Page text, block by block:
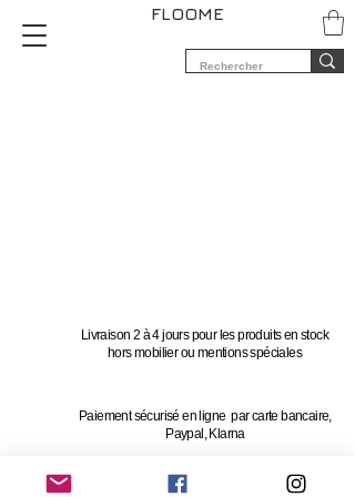
FLOOME
Livraison 2 à 4 jours pour les produits en stock
hors mobilier ou mentions spéciales
Paiement sécurisé en ligne par carte bancaire,
Paypal, Klarna
Vous avez 14 jours pour changer d'avis